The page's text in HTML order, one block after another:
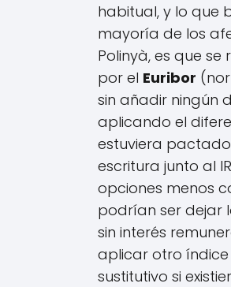
habitual, y lo que
mayoría de los
Polinyà, es que se
por el Euribor
sin añadir ningún
aplicando el
estuviera
escritura junto al
opciones menos
podrían ser dejar
sin interés
aplicar otro
sustitutivo si